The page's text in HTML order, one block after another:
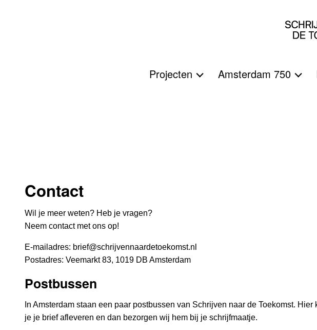
Projecten Amsterdam 750
Contact
Wil je meer weten? Heb je vragen?
Neem contact met ons op!
E-mailadres: brief@schrijvennaardetoekomst.nl
Postadres: Veemarkt 83, 1019 DB Amsterdam
Postbussen
In Amsterdam staan een paar postbussen van Schrijven naar de Toekomst. Hier
je je brief afleveren en dan bezorgen wij hem bij je schrijfmaatje.